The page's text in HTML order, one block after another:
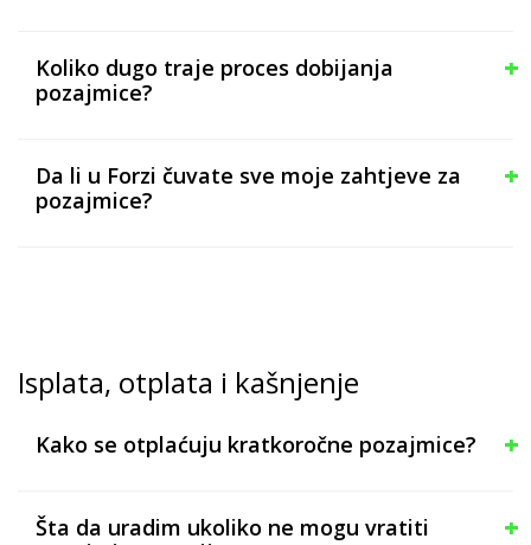
Koliko dugo traje proces dobijanja
pozajmice?
Da li u Forzi čuvate sve moje zahtjeve za
pozajmice?
Isplata, otplata i kašnjenje
Kako se otplaćuju kratkoročne pozajmice?
Šta da uradim ukoliko ne mogu vratiti